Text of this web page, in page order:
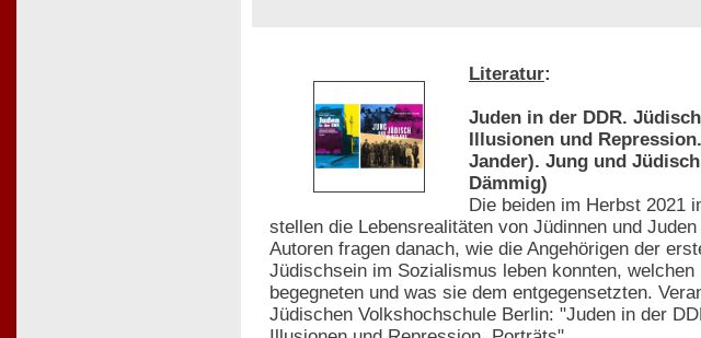
Literatur:
Juden in der DDR.
Illusionen und
Jander). Jung und
Dämmig)
Die beiden im Herbst 2021
stellen die Lebensrealitäten von Jüdinnen und
Autoren fragen danach, wie die Angehörigen der
Jüdischsein im Sozialismus leben konnten,
begegneten und was sie dem entgegensetzten.
Jüdischen Volkshochschule Berlin: "Juden in der